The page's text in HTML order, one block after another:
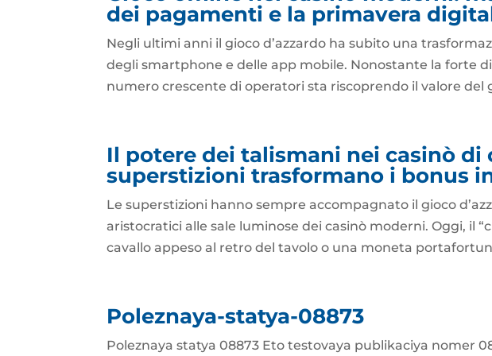
dei pagamenti e la primavera
Negli ultimi anni il gioco d’azzardo ha subito una
degli smartphone e delle app mobile. Nonostante la forte
numero crescente di operatori sta riscoprendo il valore del
Il potere dei talismani nei casinò di
superstizioni trasformano i bonus
Le superstizioni hanno sempre accompagnato il gioco
aristocratici alle sale luminose dei casinò moderni. Oggi, il
cavallo appeso al retro del tavolo o una moneta
Poleznaya-statya-08873
Poleznaya statya 08873 Eto testovaya publikaciya nomer